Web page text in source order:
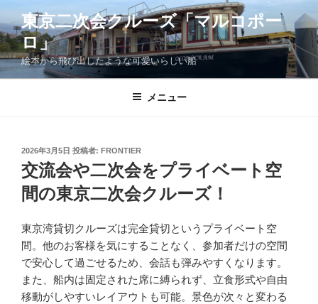
ン
テ
ン
ツ
東京二次会クルーズ「マルコポー
ロ」
絵本から飛び出したような可愛いらしい船
メニュー
投
稿
日:
2026年3月5日 投稿者: FRONTIER
交流会や二次会をプライベート空
間の東京二次会クルーズ！
東京湾貸切クルーズは完全貸切というプライベート空
間。他のお客様を気にすることなく、参加者だけの空間
で安心して過ごせるため、会話も弾みやすくなります。
また、船内は固定された席に縛られず、立食形式や自由
移動がしやすいレイアウトも可能。景色が次々と変わる